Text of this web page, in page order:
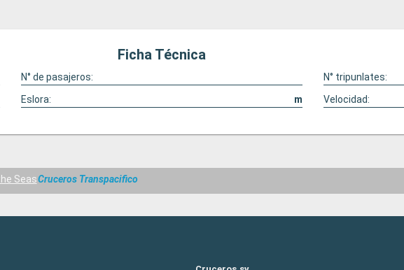
Ficha Técnica
N° de pasajeros:
N° tripunlates:
Eslora: m Velocidad:
SeasCruceros Transpacifico